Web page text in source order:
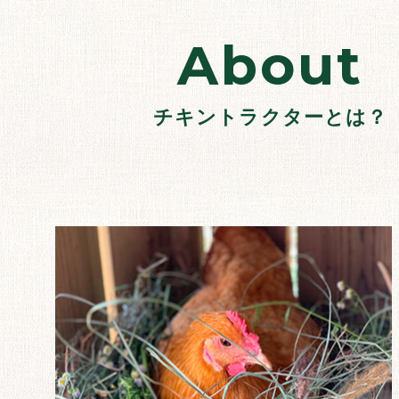
About
チキントラクターとは？